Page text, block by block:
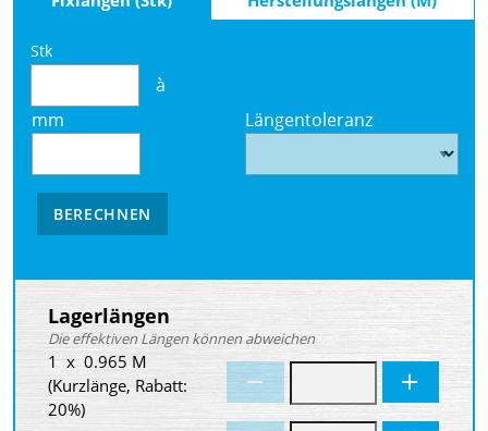
Stk
à
mm
Längentoleranz
BERECHNEN
Lagerlängen
Die effektiven Längen können abweichen
1 x 0.965 M
(Kurzlänge, Rabatt:
20%)